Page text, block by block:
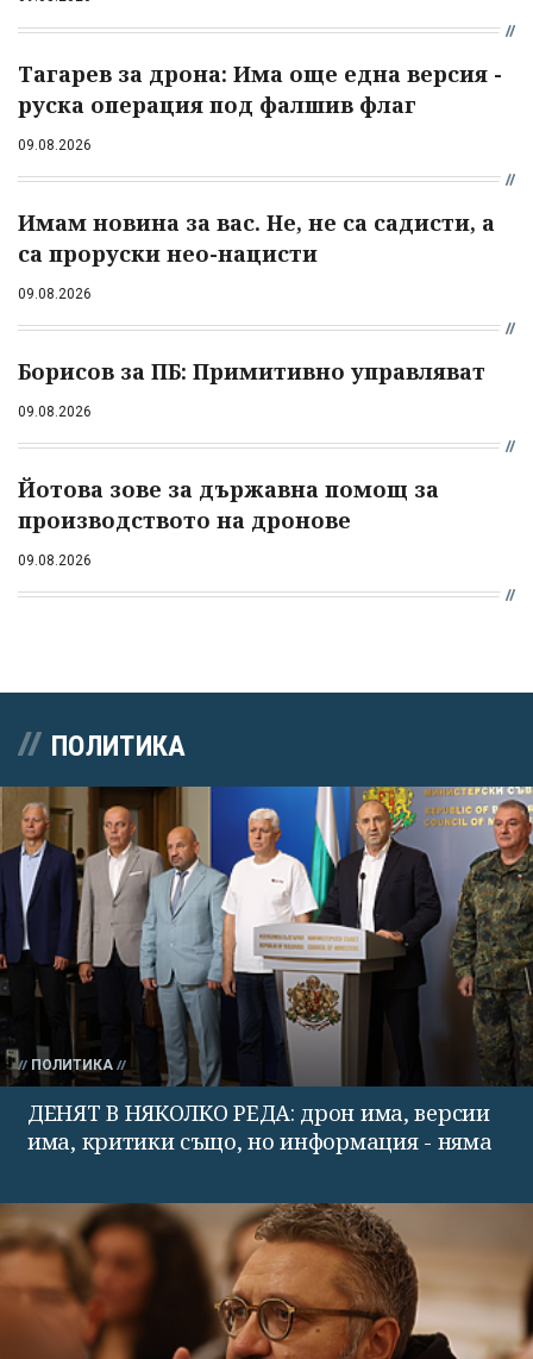
Тагарев за дрона: Има още една версия -
руска операция под фалшив флаг
09.08.2026
Имам новина за вас. Не, не са садисти, а
са проруски нео-нацисти
09.08.2026
Борисов за ПБ: Примитивно управляват
09.08.2026
Йотова зове за държавна помощ за
производството на дронове
09.08.2026
ПОЛИТИКА
ПОЛИТИКА
ДЕНЯТ В НЯКОЛКО РЕДА: дрон има, версии
има, критики също, но информация - няма